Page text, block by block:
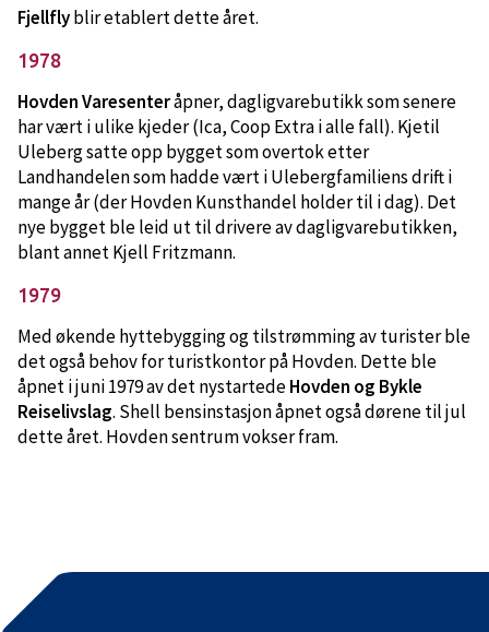
Fjellflyblir etablert dette året.
1978
Hovden Varesenteråpner, dagligvarebutikk som senere
har vært i ulike kjeder (Ica, Coop Extra i alle fall). Kjetil
Uleberg satte opp bygget som overtok etter
Landhandelen som hadde vært i Ulebergfamiliens drift i
mange år (der Hovden Kunsthandel holder til i dag). Det
nye bygget ble leid ut til drivere av dagligvarebutikken,
blant annet Kjell Fritzmann.
1979
Med økende hyttebygging og tilstrømming av turister ble
det også behov for turistkontor på Hovden. Dette ble
åpnet i juni 1979 av det nystartedeHovden og Bykle
Reiselivslag. Shell bensinstasjon åpnet også dørene til jul
dette året. Hovden sentrum vokser fram.